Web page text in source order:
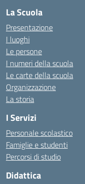
La Scuola
Presentazione
I luoghi
Le persone
I numeri della scuola
Le carte della scuola
Organizzazione
La storia
I Servizi
Personale scolastico
Famiglie e studenti
Percorsi di studio
Didattica